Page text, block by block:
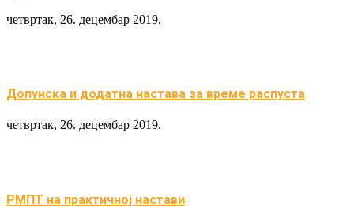
четвртак, 26. децембар 2019.
Допунска и додатна настава за време распуста
четвртак, 26. децембар 2019.
РМПТ на практичној настави